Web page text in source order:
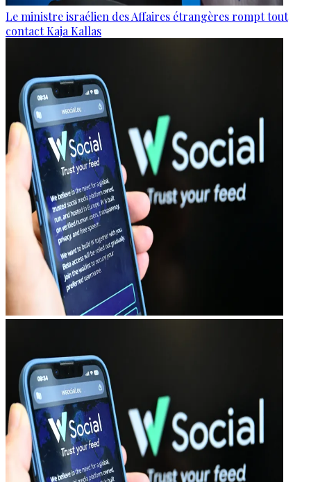
Le ministre israélien des Affaires étrangères rompt tout
contact Kaja Kallas